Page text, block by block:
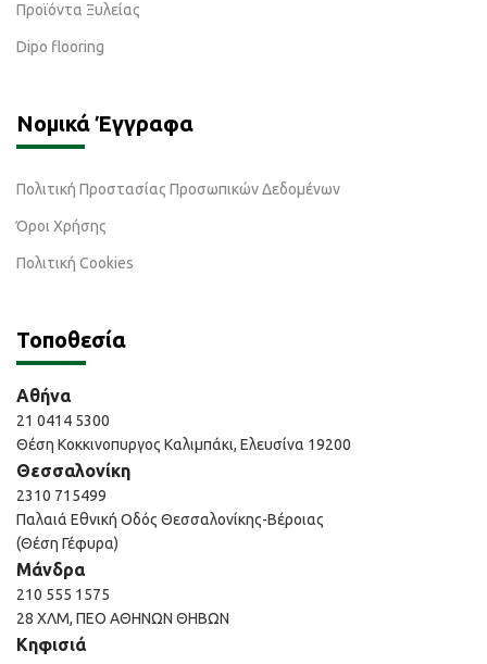
Προϊόντα Ξυλείας
Dipo flooring
Νομικά Έγγραφα
Πολιτική Προστασίας Προσωπικών Δεδομένων
Όροι Χρήσης
Πολιτική Cookies
Τοποθεσία
Αθήνα
21 0414 5300
Θέση Κοκκινοπυργος Καλιμπάκι, Ελευσίνα 19200
Θεσσαλονίκη
2310 715499
Παλαιά Εθνική Οδός Θεσσαλονίκης-Βέροιας
(Θέση Γέφυρα)
Μάνδρα
210 555 1575
28 ΧΛΜ, ΠΕΟ ΑΘΗΝΩΝ ΘΗΒΩΝ
Κηφισιά